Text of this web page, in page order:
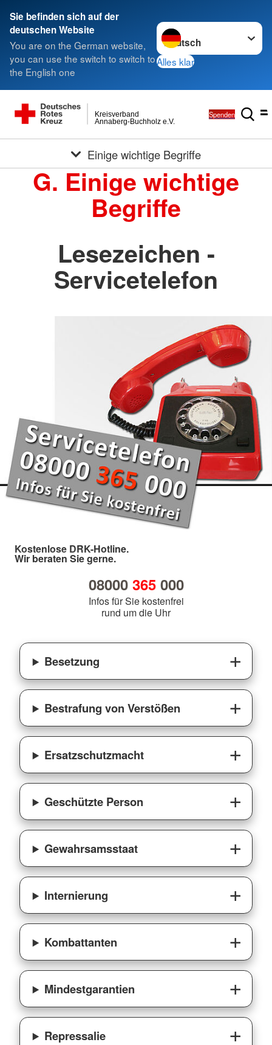
Sie befinden sich auf der
deutschen Website
You are on the German website,
you can use the switch to switch to
the English one
Sprache wechseln zu
Alles klar
Annaberg-Buchholz e.V.
Kreisverband Spenden
Einige wichtige Begriffe
G. Einige wichtige
Begriffe
Lesezeichen -
Servicetelefon
Kostenlose DRK-Hotline.
Wir beraten Sie gerne.
08000 365000
Infos für Sie kostenfrei
rund um die Uhr
Besetzung
Bestrafung von Verstößen
Ersatzschutzmacht
Geschützte Person
Gewahrsamsstaat
Internierung
Kombattanten
Mindestgarantien
Repressalie